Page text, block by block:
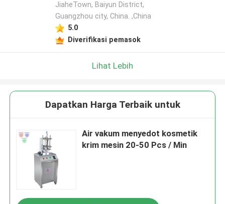
JiaheTown, Baiyun District,
Guangzhou city, China. ,China
5.0
Diverifikasi pemasok
Lihat Lebih
Dapatkan Harga Terbaik untuk
Air vakum menyedot kosmetik
krim mesin 20-50 Pcs / Min